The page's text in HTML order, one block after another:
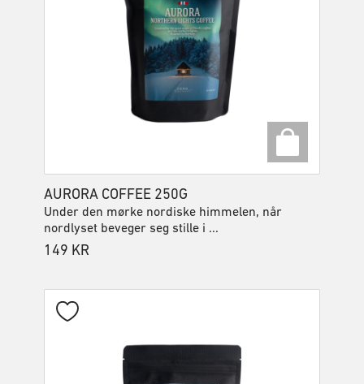
AURORA COFFEE 250G
Under den mørke nordiske himmelen, når
nordlyset beveger seg stille i ...
149 KR